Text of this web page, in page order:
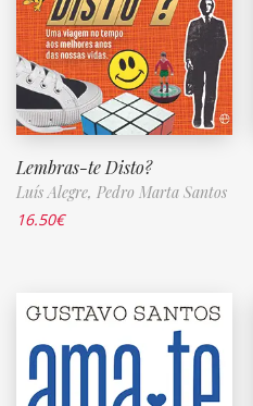
Lembras-te Disto?
Luís Alegre, Pedro Marta Santos
16.50€